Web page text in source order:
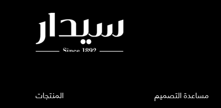
المنتجات مساعدة التصميم